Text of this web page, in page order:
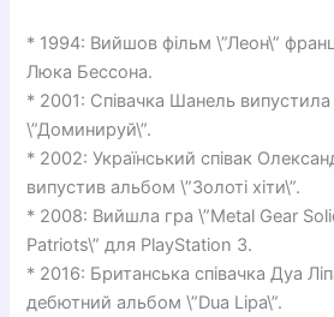
* 1994: Вийшов фільм \”Леон\”
Люка Бессона.
* 2001: Співачка Шанель
\”Доминируй\”.
* 2002: Український співак
випустив альбом \”Золоті хіти\”.
* 2008: Вийшла гра \”Metal Gear
Patriots\” для PlayStation 3.
* 2016: Британська співачка Дуа
дебютний альбом \”Dua Lipa\”.